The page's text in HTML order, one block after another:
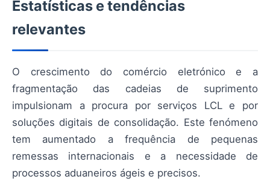
Estatísticas e tendências
relevantes
O crescimento do comércio eletrónico e a
fragmentação das cadeias de suprimento
impulsionam a procura por serviços LCL e por
soluções digitais de consolidação. Este fenómeno
tem aumentado a frequência de pequenas
remessas internacionais e a necessidade de
processos aduaneiros ágeis e precisos.